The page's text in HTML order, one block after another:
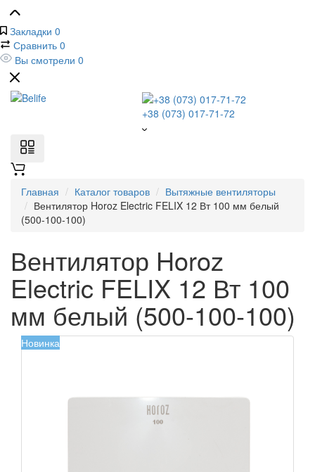
Закладки 0
Сравнить 0
Вы смотрели 0
+38 (073) 017-71-72
Главная Каталог товаров
Вытяжные вентиляторы
Вентилятор Horoz Electric FELIX 12 Вт 100 мм белый
(500-100-100)
Вентилятор Horoz
Electric FELIX 12 Вт 100
мм белый (500-100-100)
Новинка